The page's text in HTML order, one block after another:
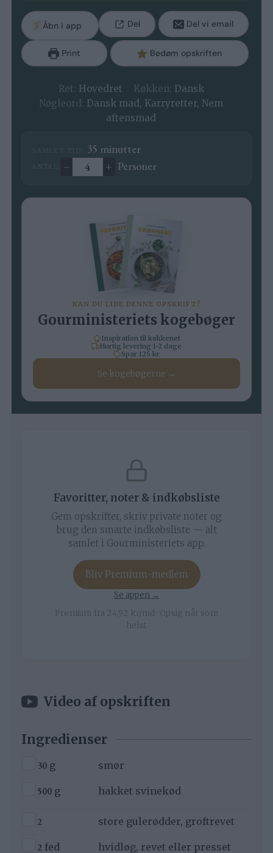
Åbn i app Del Del vi email
Print Bedøm opskriften
Ret: Hovedret Køkken: Dansk
Nøgleord: Dansk mad, Karryretter, Nem
aftensmad
35minutter
minutter
Ændre antal
– + Personer
KAN DU LIDE DENNE OPSKRIFT?
Gourministeriets kogebøger
Inspiration til køkkenet
Hurtig levering 1-2 dage
Spar 125 kr
Se kogebøgerne →
Favoritter, noter & indkøbsliste
Gem opskrifter, skriv private noter og
brug den smarte indkøbsliste — alt
samlet i Gourministeriets app.
Bliv Premium-medlem
Se appen →
Premium fra 24,92 kr/md · Opsig når som
helst
Video af opskriften
Ingredienser
▢
30 g
smør
▢
500 g hakket svinekød
▢
2
store gulerødder, groftrevet
▢
2 fed hvidløg, revet eller presset